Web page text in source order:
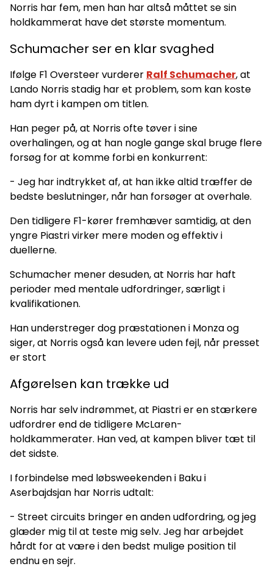
Norris har fem, men han har altså måttet se sin
holdkammerat have det største momentum.
Schumacher ser en klar svaghed
Ifølge F1 Oversteer vurderer Ralf Schumacher, at
Lando Norris stadig har et problem, som kan koste
ham dyrt i kampen om titlen.
Han peger på, at Norris ofte tøver i sine
overhalingen, og at han nogle gange skal bruge flere
forsøg for at komme forbi en konkurrent:
- Jeg har indtrykket af, at han ikke altid træffer de
bedste beslutninger, når han forsøger at overhale.
Den tidligere F1-kører fremhæver samtidig, at den
yngre Piastri virker mere moden og effektiv i
duellerne.
Schumacher mener desuden, at Norris har haft
perioder med mentale udfordringer, særligt i
kvalifikationen.
Han understreger dog præstationen i Monza og
siger, at Norris også kan levere uden fejl, når presset
er stort
Afgørelsen kan trække ud
Norris har selv indrømmet, at Piastri er en stærkere
udfordrer end de tidligere McLaren-
holdkammerater. Han ved, at kampen bliver tæt til
det sidste.
I forbindelse med løbsweekenden i Baku i
Aserbajdsjan har Norris udtalt:
- Street circuits bringer en anden udfordring, og jeg
glæder mig til at teste mig selv. Jeg har arbejdet
hårdt for at være i den bedst mulige position til
endnu en sejr.